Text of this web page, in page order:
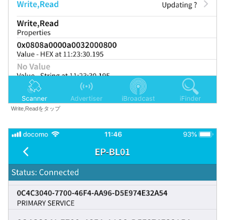
Write,Readをタップ